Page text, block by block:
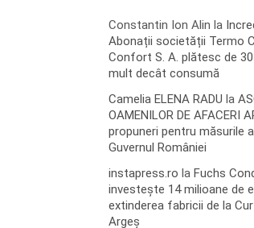
Constantin Ion Alin la
Abonații societății Termo
Confort S. A. plătesc de
mult decât consumă
Camelia ELENA RADU la
OAMENILOR DE AFACERI
propuneri pentru măsurile
Guvernul României
instapress.ro la Fuchs
investește 14 milioane de
extinderea fabricii de la
Argeș